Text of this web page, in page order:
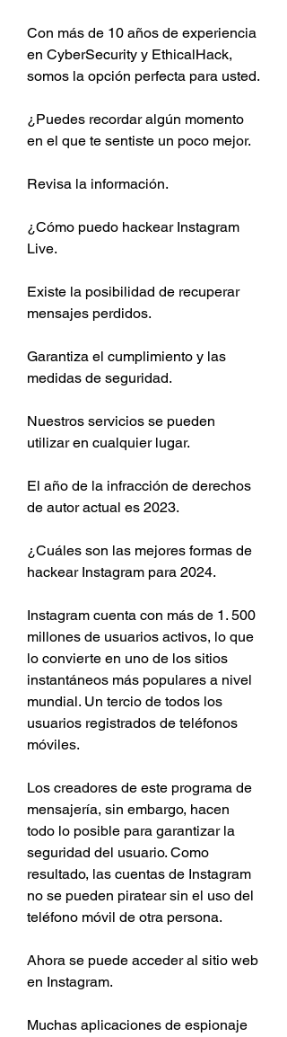
Con más de 10 años de experiencia
en CyberSecurity y EthicalHack,
somos la opción perfecta para usted.
¿Puedes recordar algún momento
en el que te sentiste un poco mejor.
Revisa la información.
¿Cómo puedo hackear Instagram
Live.
Existe la posibilidad de recuperar
mensajes perdidos.
Garantiza el cumplimiento y las
medidas de seguridad.
Nuestros servicios se pueden
utilizar en cualquier lugar.
El año de la infracción de derechos
de autor actual es 2023.
¿Cuáles son las mejores formas de
hackear Instagram para 2024.
Instagram cuenta con más de 1. 500
millones de usuarios activos, lo que
lo convierte en uno de los sitios
instantáneos más populares a nivel
mundial. Un tercio de todos los
usuarios registrados de teléfonos
móviles.
Los creadores de este programa de
mensajería, sin embargo, hacen
todo lo posible para garantizar la
seguridad del usuario. Como
resultado, las cuentas de Instagram
no se pueden piratear sin el uso del
teléfono móvil de otra persona.
Ahora se puede acceder al sitio web
en Instagram.
Muchas aplicaciones de espionaje